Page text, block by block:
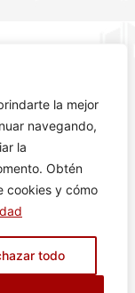
la mejor
navegando,
la
Obtén
cookies y cómo
todo